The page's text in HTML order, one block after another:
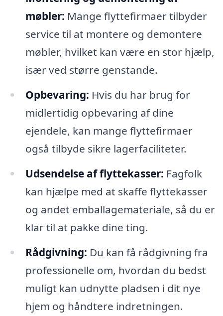
møbler: Mange flyttefirmaer tilbyder
service til at montere og demontere
møbler, hvilket kan være en stor hjælp,
især ved større genstande.
Opbevaring: Hvis du har brug for
midlertidig opbevaring af dine
ejendele, kan mange flyttefirmaer
også tilbyde sikre lagerfaciliteter.
Udsendelse af flyttekasser: Fagfolk
kan hjælpe med at skaffe flyttekasser
og andet emballagemateriale, så du er
klar til at pakke dine ting.
Rådgivning: Du kan få rådgivning fra
professionelle om, hvordan du bedst
muligt kan udnytte pladsen i dit nye
hjem og håndtere indretningen.